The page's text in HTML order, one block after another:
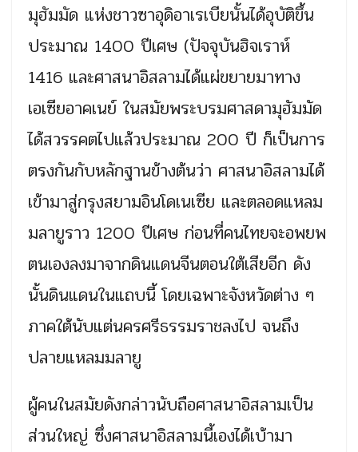
มุฮัมมัด แห่งชาวซาอุดิอาเรเบียนั้นได้อุบัติขึ้น
ประมาณ 1400 ปีเศษ (ปัจจุบันฮิจเราห์
1416 และศาสนาอิสลามได้แผ่ขยายมาทาง
เอเซียอาคเนย์ ในสมัยพระบรมศาสดามุฮัมมัด
ได้สวรรคตไปแล้วประมาณ 200 ปี ก็เป็นการ
ตรงกันกับหลักฐานข้างต้นว่า ศาสนาอิสลามได้
เข้ามาสู่กรุงสยามอินโดเนเซีย และตลอดแหลม
มลายูราว 1200 ปีเศษ ก่อนที่คนไทยจะอพยพ
ตนเองลงมาจากดินแดนจีนตอนใต้เสียอีก ดัง
นั้นดินแดนในแถบนี้ โดยเฉพาะจังหวัดต่าง ๆ
ภาคใต้นับแต่นครศรีธรรมราชลงไป จนถึง
ปลายแหลมมลายู
ผู้คนในสมัยดังกล่าวนับถือศาสนาอิสลามเป็น
ส่วนใหญ่ ซึ่งศาสนาอิสลามนี้เองได้เบ้ามา